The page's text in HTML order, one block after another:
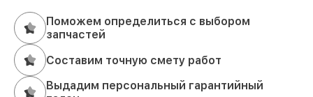
Поможем определиться с выбором
запчастей
Составим точную смету работ
Выдадим персональный гарантийный